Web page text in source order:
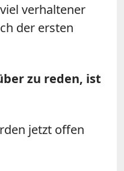
verhaltener
der ersten
zu reden, ist
jetzt offen